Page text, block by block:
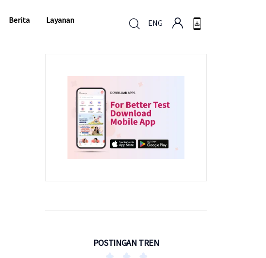
Berita Layanan ENG
POSTINGAN TREN